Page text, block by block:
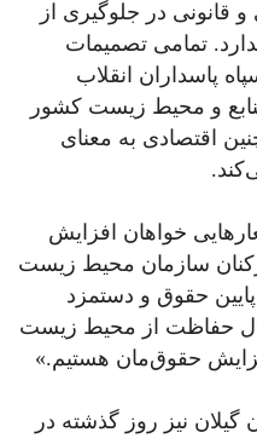
قانونی در جلوگیری از
تمامی تصمیمات
پاسداران انقلاب
و محیط زیست کشور
اقتصادی به معنای
خواهان افزایش
سازمان محیط زیست
حقوق و دستمزد
حفاظت از محیط زیست
حقوق‌مان هستیم.»
نیز روز گذشته در